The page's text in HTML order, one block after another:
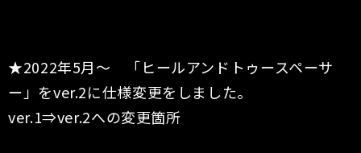
★2022年5月〜 「ヒールアンドトゥースペーサ
ー」をver.2に仕様変更をしました。
ver.1⇒ver.2への変更箇所